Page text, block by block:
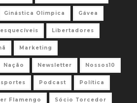
Ginástica Olimpica Gávea
Libertadores
Marketing
Nação Newsletter Nossos10
Podcast Política
Flamengo Sócio Torcedor